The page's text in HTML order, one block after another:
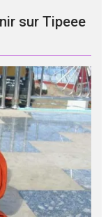
sur Tipeee